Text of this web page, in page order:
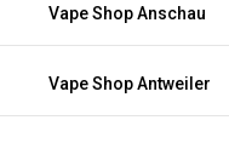
Vape Shop Anschau
Vape Shop Antweiler